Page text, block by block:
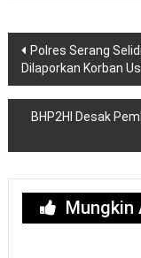
Navigasi
pos
Polres Serang
Dilaporkan Korban
BHP2HI Desak
Mungkin